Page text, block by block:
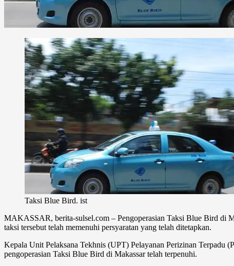
Taksi Blue Bird. ist
MAKASSAR, berita-sulsel.com – Pengoperasian Taksi Blue Bird di
taksi tersebut telah memenuhi persyaratan yang telah ditetapkan.
Kepala Unit Pelaksana Tekhnis (UPT) Pelayanan Perizinan Terpadu
pengoperasian Taksi Blue Bird di Makassar telah terpenuhi.